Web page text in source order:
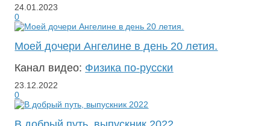
24.01.2023
0
Моей дочери Ангелине в день 20 летия.
Канал видео: Физика по-русски
23.12.2022
0